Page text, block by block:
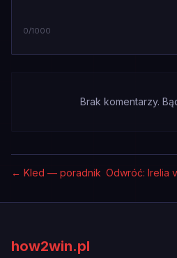
0/1000
Brak komentarzy.
← Kled — poradnik Odwróć: Irelia
how2win.pl